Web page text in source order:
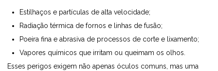
Estilhaços e partículas de alta velocidade;
Radiação térmica de fornos e linhas de fusão;
Poeira fina e abrasiva de processos de corte e lixamento;
Vapores químicos que irritam ou queimam os olhos.
Esses perigos exigem não apenas óculos comuns, mas uma